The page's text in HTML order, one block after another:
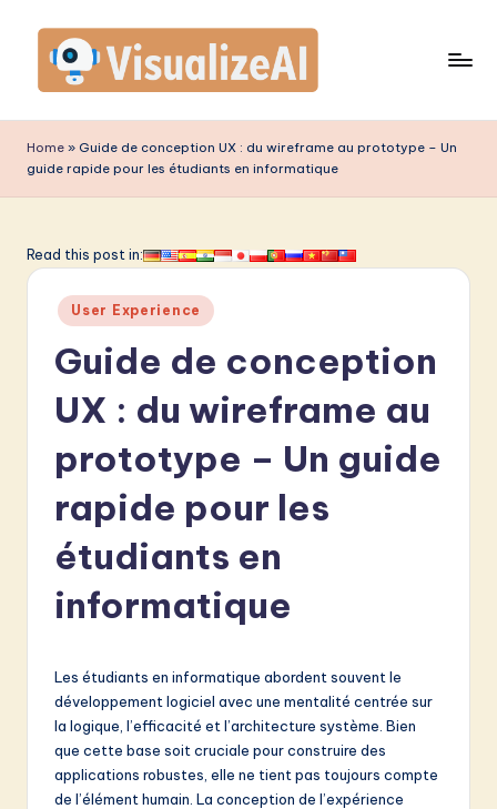
content
is
u
li
A
L
Home » Guide de conception UX : du wireframe au prototype – Un
guide rapide pour les étudiants en informatique
Read this post in:
Posted
in
User Experience
Guide de conception
UX : du wireframe au
prototype – Un guide
rapide pour les
étudiants en
informatique
Les étudiants en informatique abordent souvent le
développement logiciel avec une mentalité centrée sur
la logique, l’efficacité et l’architecture système. Bien
que cette base soit cruciale pour construire des
applications robustes, elle ne tient pas toujours compte
de l’élément humain. La conception de l’expérience